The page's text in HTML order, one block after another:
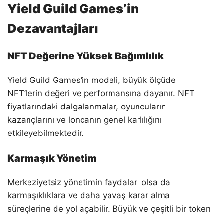
Yield Guild Games’in
Dezavantajları
NFT Değerine Yüksek Bağımlılık
Yield Guild Games’in modeli, büyük ölçüde
NFT’lerin değeri ve performansına dayanır. NFT
fiyatlarındaki dalgalanmalar, oyuncuların
kazançlarını ve loncanın genel karlılığını
etkileyebilmektedir.
Karmaşık Yönetim
Merkeziyetsiz yönetimin faydaları olsa da
karmaşıklıklara ve daha yavaş karar alma
süreçlerine de yol açabilir. Büyük ve çeşitli bir token